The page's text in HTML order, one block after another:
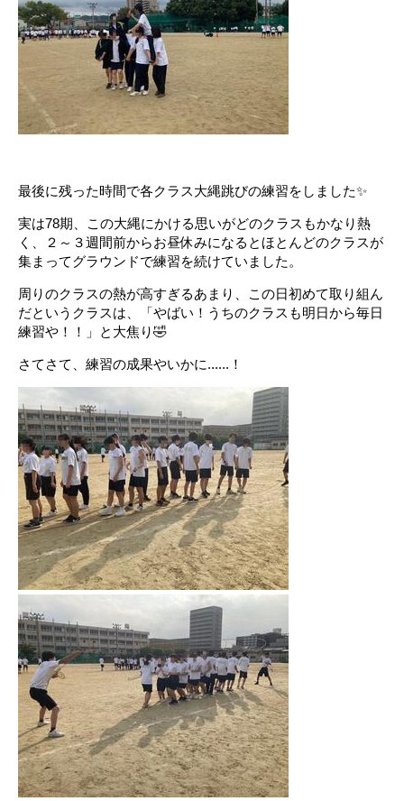
最後に残った時間で各クラス大縄跳びの練習をしました✨
実は78期、この大縄にかける思いがどのクラスもかなり熱
く、２～３週間前からお昼休みになるとほとんどのクラスが
集まってグラウンドで練習を続けていました。
周りのクラスの熱が高すぎるあまり、この日初めて取り組ん
だというクラスは、「やばい！うちのクラスも明日から毎日
練習や！！」と大焦り🤣
さてさて、練習の成果やいかに......！